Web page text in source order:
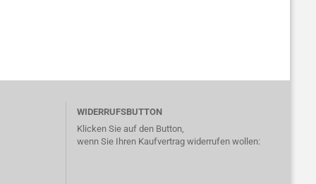
WIDERRUFSBUTTON
Klicken Sie auf den Button,
wenn Sie Ihren Kaufvertrag widerrufen wollen: